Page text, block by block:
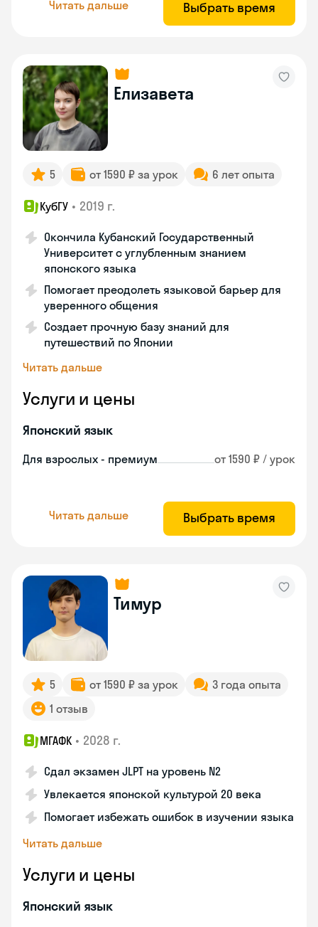
Читать дальше Выбрать время
Елизавета
5 от 1590 ₽ за урок 6 лет опыта
КубГУ • 2019 г.
Окончила Кубанский Государственный
Университет с углубленным знанием
японского языка
Помогает преодолеть языковой барьер для
уверенного общения
Создает прочную базу знаний для
путешествий по Японии
Читать дальше
Услуги и цены
Японский язык
Для взрослых - премиум от 1590 ₽ / урок
Читать дальше Выбрать время
Тимур
5 от 1590 ₽ за урок
3 года опыта
1 отзыв
МГАФК • 2028 г.
Сдал экзамен JLPT на уровень N2
Увлекается японской культурой 20 века
Помогает избежать ошибок в изучении языка
Читать дальше
Услуги и цены
Японский язык